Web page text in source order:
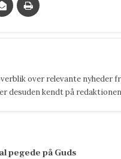
over relevante nyheder
desuden kendt på
pegede på Guds